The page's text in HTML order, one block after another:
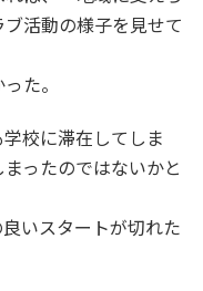
活動の様子を見せて
た。
校に滞在してしま
ったのではないかと
いスタートが切れた